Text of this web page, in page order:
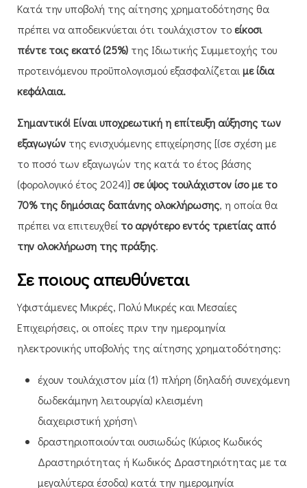
Κατά την υποβολή της αίτησης χρηματοδότησης θα
πρέπει να αποδεικνύεται ότι τουλάχιστον το είκοσι
πέντε τοις εκατό (25%) της Ιδιωτικής Συμμετοχής του
προτεινόμενου προϋπολογισμού εξασφαλίζεται με ίδια
κεφάλαια.
Σημαντικό!Είναιυποχρεωτική η επίτευξη αύξησης των
εξαγωγών της ενισχυόμενης επιχείρησης [(σε σχέση με
το ποσό των εξαγωγών της κατά το έτος βάσης
(φορολογικό έτος 2024)] σε ύψος τουλάχιστον ίσο με το
70% της δημόσιας δαπάνης ολοκλήρωσης, η οποία θα
πρέπει να επιτευχθεί το αργότερο εντός τριετίας από
την ολοκλήρωση της πράξης.​
Σε ποιους απευθύνεται
​Υφιστάμενες Μικρές, Πολύ Μικρές και Μεσαίες
Επιχειρήσεις, οι οποίες πριν την ημερομηνία
ηλεκτρονικής υποβολής της αίτησης χρηματοδότησης:
​​έχουν τουλάχιστον μία (1) πλήρη (δηλαδή συνεχόμενη
δωδεκάμηνη λειτουργία) κλεισμένη
διαχειριστική χρήση\
δραστηριοποιούνται ουσιωδώς (Κύριος Κωδικός
Δραστηριότητας ή Κωδικός Δραστηριότητας με τα
μεγαλύτερα έσοδα) κατά την ημερομηνία